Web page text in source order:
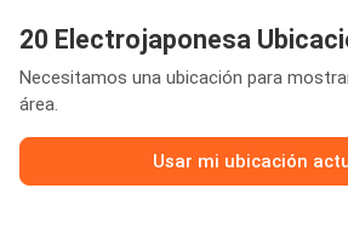
20 Electrojaponesa
Necesitamos una ubicación para
área.
Usar mi ubicación